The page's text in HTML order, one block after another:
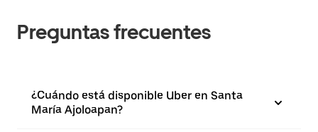
Preguntas frecuentes
¿Cuándo está disponible Uber en Santa
María Ajoloapan?